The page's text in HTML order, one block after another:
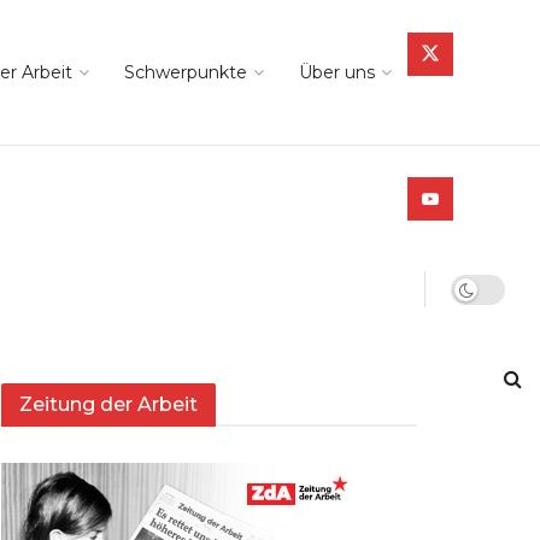
Arbeit Schwerpunkte Über uns
Zeitung der Arbeit